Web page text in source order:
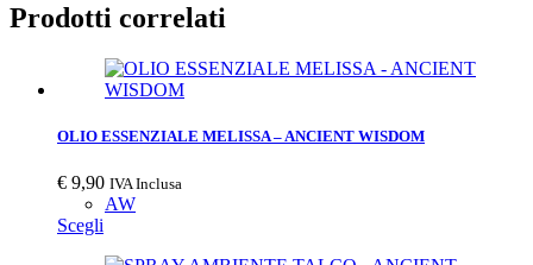
Prodotti correlati
OLIO ESSENZIALE MELISSA – ANCIENT WISDOM
€ 9,90 IVA Inclusa
AW
Scegli